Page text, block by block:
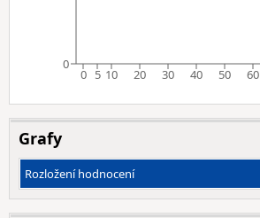
0 5 10 20 30 40 50 60
0
Grafy
Rozložení hodnocení